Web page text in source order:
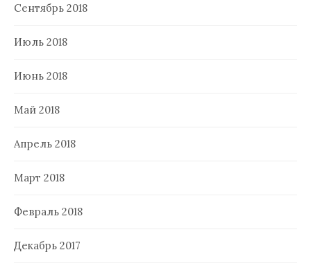
Сентябрь 2018
Июль 2018
Июнь 2018
Май 2018
Апрель 2018
Март 2018
Февраль 2018
Декабрь 2017